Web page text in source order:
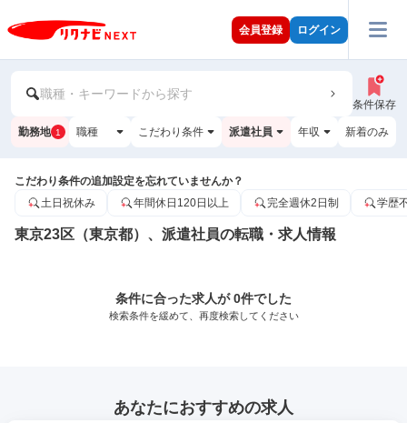
会員登録 ログイン
職種・キーワードから探す
条件保存
勤務地 1 職種 こだわり条件 派遣社員 年収 新着のみ
こだわり条件の追加設定を忘れていませんか？
土日祝休み
年間休日120日以上 完全週休2日制 学歴
東京23区（東京都）、派遣社員の転職・求人情報
条件に合った求人が 0件でした
検索条件を緩めて、再度検索してください
あなたにおすすめの求人